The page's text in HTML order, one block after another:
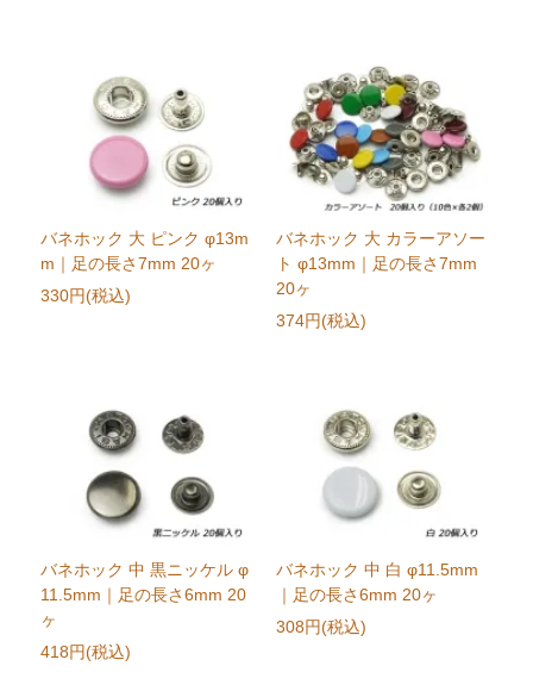
バネホック 大 ピンク φ13m
m｜足の長さ7mm 20ヶ
330円(税込)
バネホック 大 カラーアソー
ト φ13mm｜足の長さ7mm
20ヶ
374円(税込)
バネホック 中 黒ニッケル φ
11.5mm｜足の長さ6mm 20
ヶ
418円(税込)
バネホック 中 白 φ11.5mm
｜足の長さ6mm 20ヶ
308円(税込)